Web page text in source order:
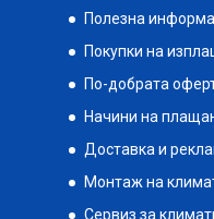
Полезна
Покупки на
По-добрата
Начини на
Доставка и
Монтаж на
Сервиз за